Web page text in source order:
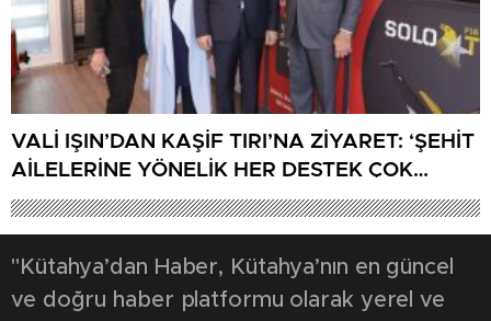
VALİ IŞIN’DAN KAŞİF TIRI’NA ZİYARET: ‘ŞEHİT
AİLELERİNE YÖNELİK HER DESTEK ÇOK
DEĞERLİ’
"Kütahya’dan Haber, Kütahya’nın en güncel
ve doğru haber platformu olarak yerel ve